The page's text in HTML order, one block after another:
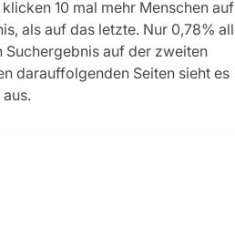
10 mal mehr Menschen auf
als auf das letzte. Nur 0,78%
Suchergebnis auf der zweiten
darauffolgenden Seiten sieht es